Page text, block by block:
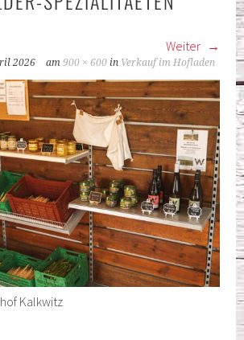
Weiter
2026 am900 × 600 in Verkauf im Hofladen
Kalkwitz